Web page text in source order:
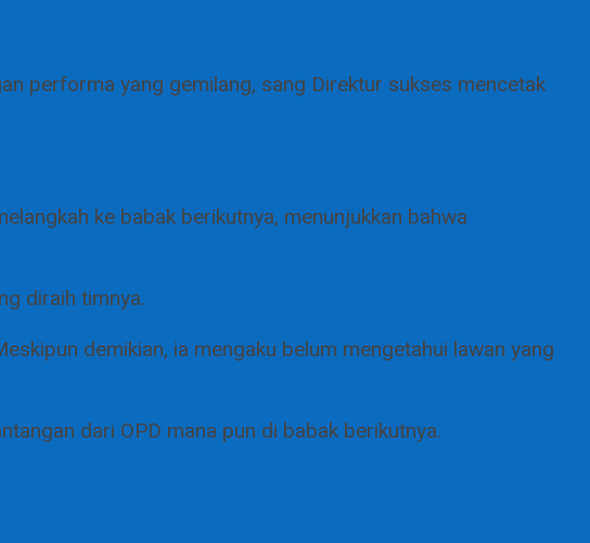
performa yang gemilang, sang Direktur sukses mencetak
ke babak berikutnya, menunjukkan bahwa
diraih timnya.
demikian, ia mengaku belum mengetahui lawan yang
dari OPD mana pun di babak berikutnya.